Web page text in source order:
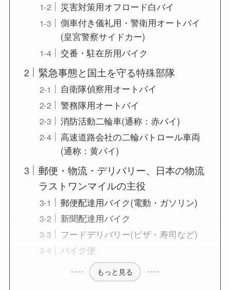
災害対策用オフロード白バイ
側車付き儀礼用・警衛用オートバイ
(皇宮警察サイドカー)
交番・駐在所用バイク
緊急事態と国土を守る特殊部隊
自衛隊偵察用オートバイ
警務隊用オートバイ
消防活動二輪車(通称：赤バイ)
高速道路会社の二輪パトロール車両
(通称：黄バイ)
郵便・物流・デリバリー、日本の物流
ラストワンマイルの主役
郵便配達用バイク(電動・ガソリン)
新聞配達用バイク
フードデリバリー(ピザ・寿司など)
バイク便
もっと見る